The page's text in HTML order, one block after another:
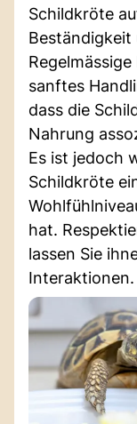
Schildkröte
Beständigkeit
sanftes
dass die
Nahrung
Es ist jedoch
Schildkröte
hat.
lassen Sie
Interaktionen.